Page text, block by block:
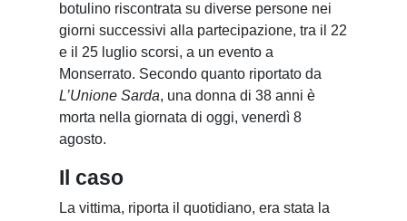
botulino riscontrata su diverse persone nei
giorni successivi alla partecipazione, tra il 22
e il 25 luglio scorsi, a un evento a
Monserrato. Secondo quanto riportato da
L’Unione Sarda, una donna di 38 anni è
morta nella giornata di oggi, venerdì 8
agosto.
Il caso
La vittima, riporta il quotidiano, era stata la